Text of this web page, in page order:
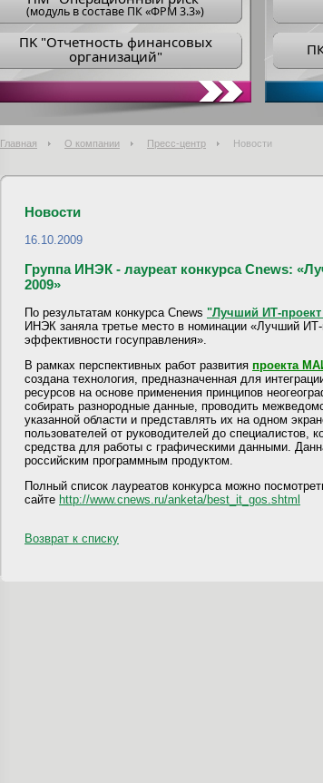
(модуль в составе ПК «ФРМ 3.3»)
ПK "Отчетность финансовых
организаций"
Главная О компании Пресс-центр Новости
Новости
16.10.2009
Группа ИНЭК - лауреат конкурса Cnews:
2009»
По результатам конкурса Cnews "Лучший ИТ-проект
ИНЭК заняла третье место в номинации «Лучший
эффективности госуправления».
В рамках перспективных работ развития проекта
создана технология, предназначенная для
ресурсов на основе применения принципов
собирать разнородные данные, проводить
указанной области и представлять их на одном
пользователей от руководителей до специалистов,
средства для работы с графическими данными.
российским программным продуктом.
Полный список лауреатов конкурса можно
сайте http://www.cnews.ru/anketa/best_it_gos.shtml
Возврат к списку